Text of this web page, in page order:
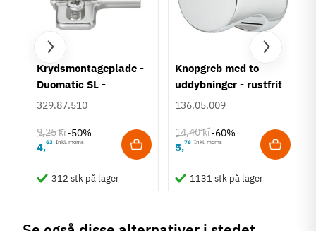
Model
Krog/knage
Tilstand
Krydsmontageplade -
Duomatic SL -
Euroskruer
329.87.510
9,25 kr-50%
4,63 Inkl. moms
312 stk på lager
Knopgreb med to
uddybninger - rustfrit
stål
136.05.009
14,40 kr-60%
5,76 Inkl. moms
1131 stk på lager